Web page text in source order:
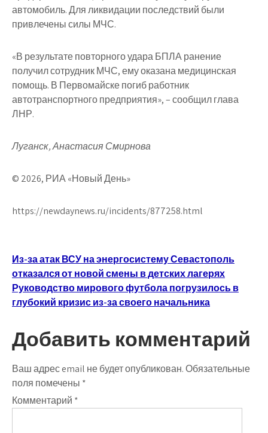
автомобиль. Для ликвидации последствий были
привлечены силы МЧС.
«В результате повторного удара БПЛА ранение
получил сотрудник МЧС, ему оказана медицинская
помощь. В Первомайске погиб работник
автотранспортного предприятия», – сообщил глава
ЛНР.
Луганск, Анастасия Смирнова
© 2026, РИА «Новый День»
https://newdaynews.ru/incidents/877258.html
Навигация
по
записям
Из-за атак ВСУ на энергосистему Севастополь
отказался от новой смены в детских лагерях
Руководство мирового футбола погрузилось в
глубокий кризис из-за своего начальника
Добавить комментарий
Ваш адрес email не будет опубликован.Обязательные
поля помечены *
Комментарий *